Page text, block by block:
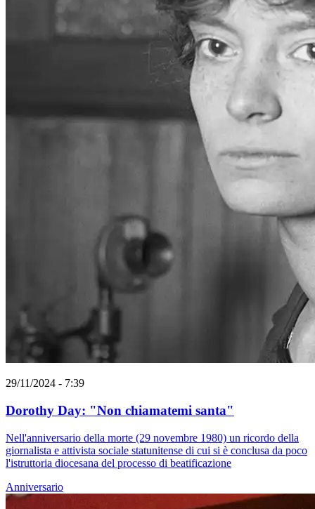
29/11/2024 - 7:39
Dorothy Day: "Non chiamatemi santa"
Nell'anniversario della morte (29 novembre 1980) un ricordo della
giornalista e attivista sociale statunitense di cui si è conclusa da poco
l'istruttoria diocesana del processo di beatificazione
Anniversario